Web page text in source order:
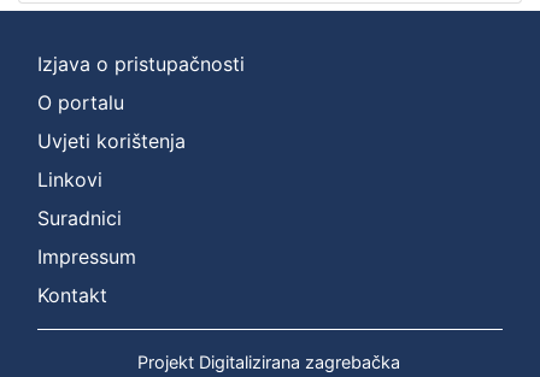
Izjava o pristupačnosti
O portalu
Uvjeti korištenja
Linkovi
Suradnici
Impressum
Kontakt
Projekt Digitalizirana zagrebačka